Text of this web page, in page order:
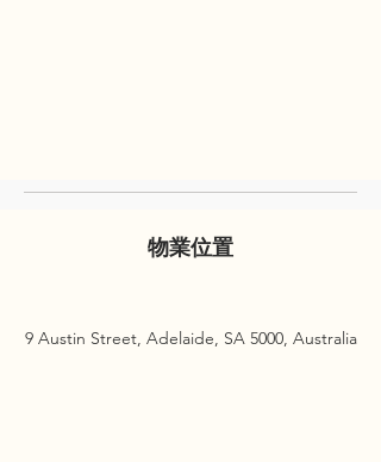
物業位置
9 Austin Street, Adelaide, SA 5000, Australia